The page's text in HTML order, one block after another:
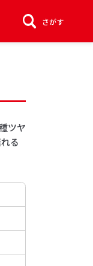
さがす
ツヤ
る